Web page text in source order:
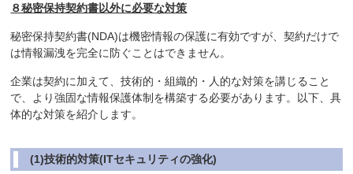
８秘密保持契約書以外に必要な対策
秘密保持契約書(NDA)は機密情報の保護に有効ですが、契約だけで
は情報漏洩を完全に防ぐことはできません。
企業は契約に加えて、技術的・組織的・人的な対策を講じること
で、より強固な情報保護体制を構築する必要があります。以下、具
体的な対策を紹介します。
(1)技術的対策(ITセキュリティの強化)